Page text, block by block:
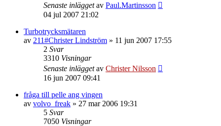
Senaste inläggetav Paul.Martinsson
04 jul 2007 21:02
Turbotrycksmätaren
av 211#Christer Lindström » 11 jun 2007 17:55
2 Svar
3310 Visningar
Senaste inläggetav Christer Nilsson
16 jun 2007 09:41
fråga till pelle ang vingen
av volvo_freak » 27 mar 2006 19:31
5 Svar
7050 Visningar